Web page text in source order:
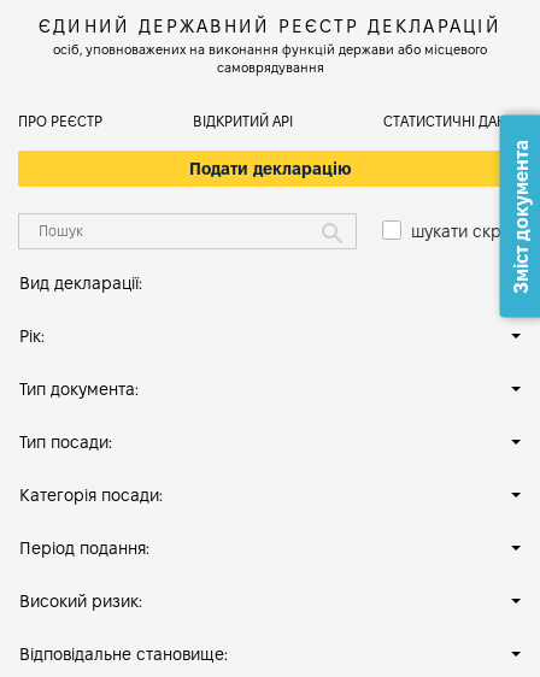
ЄДИНИЙ ДЕРЖАВНИЙ РЕЄСТР ДЕКЛАРАЦІЙ
осіб, уповноважених на виконання функцій держави або місцевого
самоврядування
ПРО РЕЄСТР ВІДКРИТИЙ АРІ СТАТИСТИЧНІ ДАНІ
Подати декларацію
шукати скрізь
Вид декларації:
Рік:
Тип документа:
Тип посади:
Категорія посади:
Період подання:
Високий ризик:
Відповідальне становище:
Зміст документа